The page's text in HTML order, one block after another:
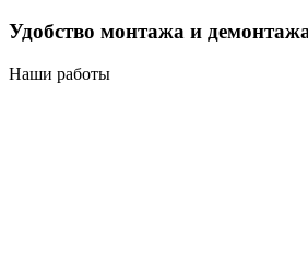
Удобство монтажа и
Наши работы